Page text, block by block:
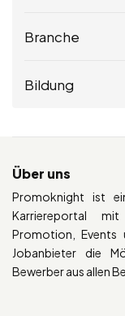
Branche
Bildung
Über uns
Promoknight ist
Karriereportal
Promotion, Events
Jobanbieter die
Bewerber aus allen